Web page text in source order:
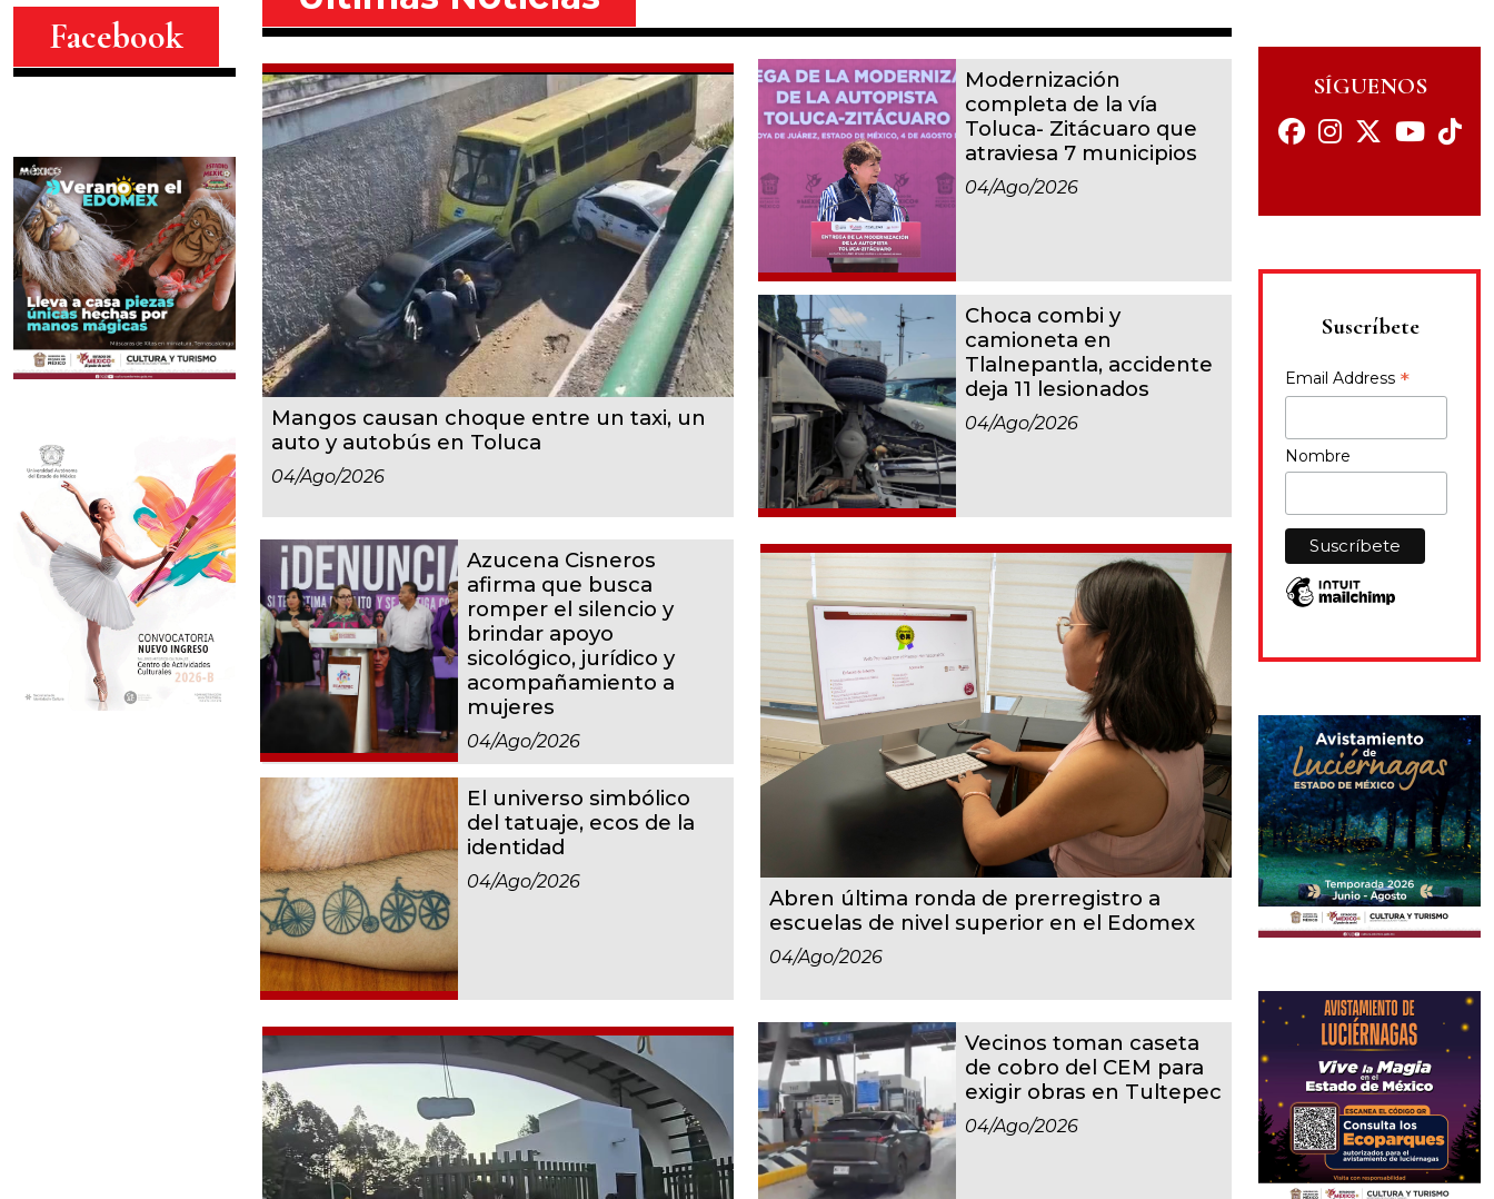
Facebook
Mangos causan choque entre un taxi, un
auto y autobús en Toluca
04/ago/2026
Modernización
completa de la vía
Toluca- Zitácuaro que
atraviesa 7 municipios
04/ago/2026
Choca combi y
camioneta en
Tlalnepantla, accidente
deja 11 lesionados
04/ago/2026
Azucena Cisneros
afirma que busca
romper el silencio y
brindar apoyo
sicológico, jurídico y
acompañamiento a
mujeres
04/ago/2026
El universo simbólico
del tatuaje, ecos de la
identidad
04/ago/2026
Abren última ronda de prerregistro a
escuelas de nivel superior en el Edomex
04/ago/2026
Vecinos toman caseta
de cobro del CEM para
exigir obras en Tultepec
04/ago/2026
SÍGUENOS
Suscríbete
Email Address *
Nombre